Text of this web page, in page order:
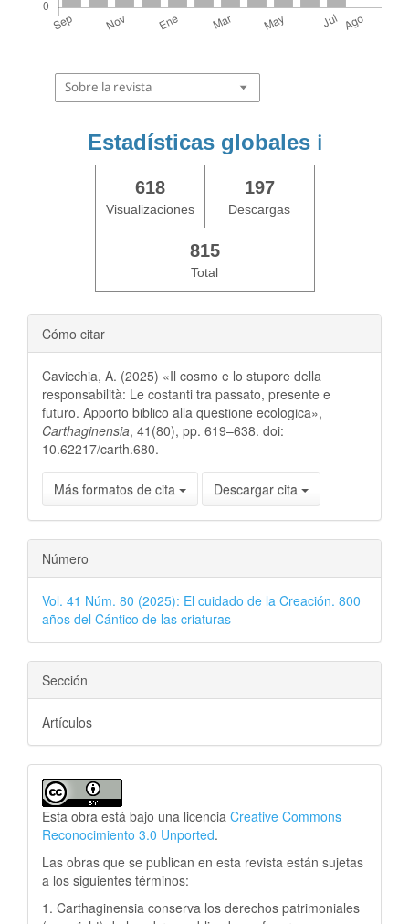
Sobre la revista
Estadísticas globales ℹ️
618
Visualizaciones
197
Descargas
815
Total
Cómo citar
Cavicchia, A. (2025) «Il cosmo e lo stupore della
responsabilità: Le costanti tra passato, presente e
futuro. Apporto biblico alla questione ecologica»,
Carthaginensia, 41(80), pp. 619–638. doi:
10.62217/carth.680.
Más formatos de cita Descargar cita
Número
Vol. 41 Núm. 80 (2025): El cuidado de la Creación. 800
años del Cántico de las criaturas
Sección
Artículos
Esta obra está bajo una licencia Creative Commons
Reconocimiento 3.0 Unported.
Las obras que se publican en esta revista están sujetas
a los siguientes términos:
1. Carthaginensia conserva los derechos patrimoniales